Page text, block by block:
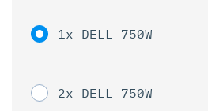
1x DELL 750W
2x DELL 750W